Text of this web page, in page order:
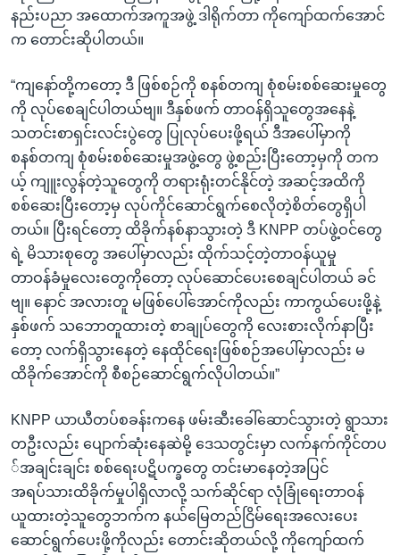
နည်းပညာ အထောက်အကူအဖွဲ့ ဒါရိုက်တာ ကိုကျော်ထက်အောင်
က တောင်းဆိုပါတယ်။
“ကျနော်တို့ကတော့ ဒီ ဖြစ်စဉ်ကို စနစ်တကျ စုံစမ်းစစ်ဆေးမှုတွေ
ကို လုပ်စေချင်ပါတယ်ဗျ။ ဒီနှစ်ဖက် တာဝန်ရှိသူတွေအနေနဲ့
သတင်းစာရှင်းလင်းပွဲတွေ ပြုလုပ်ပေးဖို့ရယ် ဒီအပေါ်မှာကို
စနစ်တကျ စုံစမ်းစစ်ဆေးမှုအဖွဲ့တွေ ဖွဲ့စည်းပြီးတော့မှကို တက
ယ့် ကျူးလွန်တဲ့သူတွေကို တရားရုံးတင်နိုင်တဲ့ အဆင့်အထိကို
စစ်ဆေးပြီးတော့မှ လုပ်ကိုင်ဆောင်ရွက်စေလိုတဲ့စိတ်တွေရှိပါ
တယ်။ ပြီးရင်တော့ ထိခိုက်နစ်နာသွားတဲ့ ဒီ KNPP တပ်ဖွဲ့ဝင်တွေ
ရဲ့ မိသားစုတွေ အပေါ်မှာလည်း ထိုက်သင့်တဲ့တာဝန်ယူမှု
တာဝန်ခံမှုလေးတွေကိုတော့ လုပ်ဆောင်ပေးစေချင်ပါတယ် ခင်
ဗျ။ နောင် အလားတူ မဖြစ်ပေါ်အောင်ကိုလည်း ကာကွယ်ပေးဖို့နဲ့
နှစ်ဖက် သဘောတူထားတဲ့ စာချုပ်တွေကို လေးစားလိုက်နာပြီး
တော့ လက်ရှိသွားနေတဲ့ နေထိုင်ရေးဖြစ်စဉ်အပေါ်မှာလည်း မ
ထိခိုက်အောင်ကို စီစဉ်ဆောင်ရွက်လိုပါတယ်။”
KNPP ယာယီတပ်စခန်းကနေ ဖမ်းဆီးခေါ်ဆောင်သွားတဲ့ ရွာသား
တဦးလည်း ပျောက်ဆုံးနေဆဲမို့ ဒေသတွင်းမှာ လက်နက်ကိုင်တပ
်အချင်းချင်း စစ်ရေးပဋိပက္ခတွေ တင်းမာနေတဲ့အပြင်
အရပ်သားထိခိုက်မှုပါရှိလာလို့ သက်ဆိုင်ရာ လုံခြုံရေးတာဝန်
ယူထားတဲ့သူတွေဘက်က နယ်မြေတည်ငြိမ်ရေးအလေးပေး
ဆောင်ရွက်ပေးဖို့ကိုလည်း တောင်းဆိုတယ်လို့ ကိုကျော်ထက်